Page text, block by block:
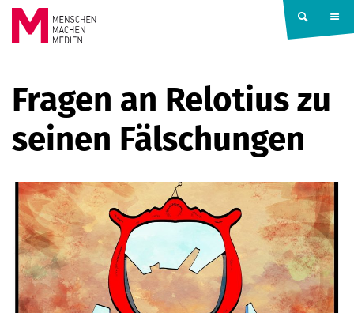
Springe zum Inhalt
MACHEN
MEDIEN
Fragen an Relotius zu
seinen Fälschungen